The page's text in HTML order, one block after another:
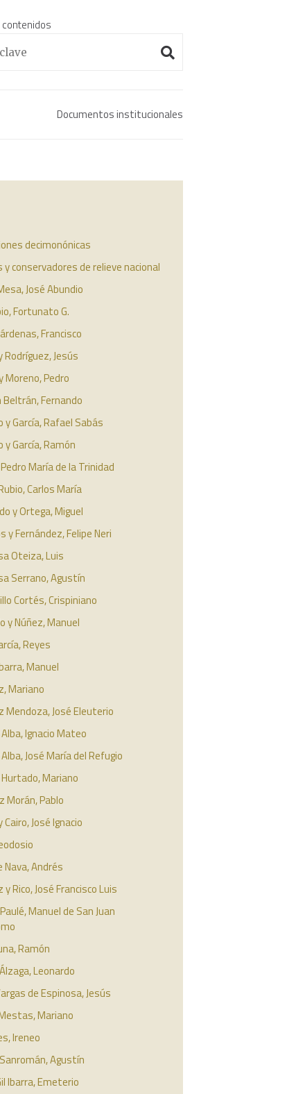
Documentos institucionales
decimonónicas
y conservadores de relieve nacional
José Abundio
Fortunato G.
Francisco
Jesús
Moreno, Pedro
Beltrán, Fernando
y García, Rafael Sabás
y García, Ramón
María de la Trinidad
Carlos María
y Ortega, Miguel
y Fernández, Felipe Neri
Oteiza, Luis
Serrano, Agustín
Cortés, Crispiniano
y Núñez, Manuel
Reyes
Manuel
Mariano
Mendoza, José Eleuterio
Ignacio Mateo
José María del Refugio
Mariano
Morán, Pablo
José Ignacio
Nava, Andrés
Rico, José Francisco Luis
Manuel de San Juan
Ramón
Leonardo
de Espinosa, Jesús
Mariano
Ireneo
Agustín
Ibarra, Emeterio